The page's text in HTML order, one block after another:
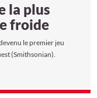
la plus
froide
le premier jeu
(Smithsonian).